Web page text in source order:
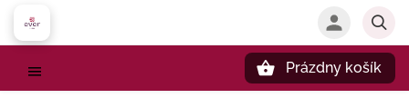
Prázdny košík